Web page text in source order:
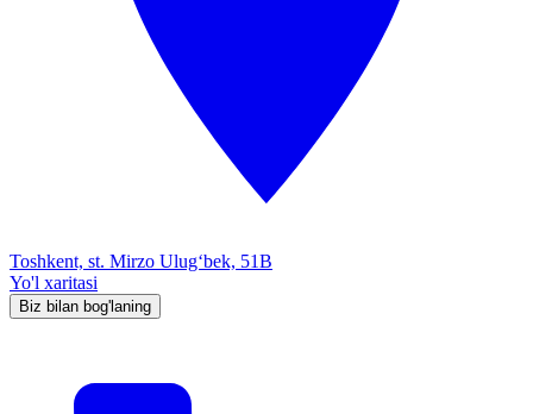
Toshkent, st. Mirzo Ulug‘bek, 51B
Yo'l xaritasi
Biz bilan bog'laning